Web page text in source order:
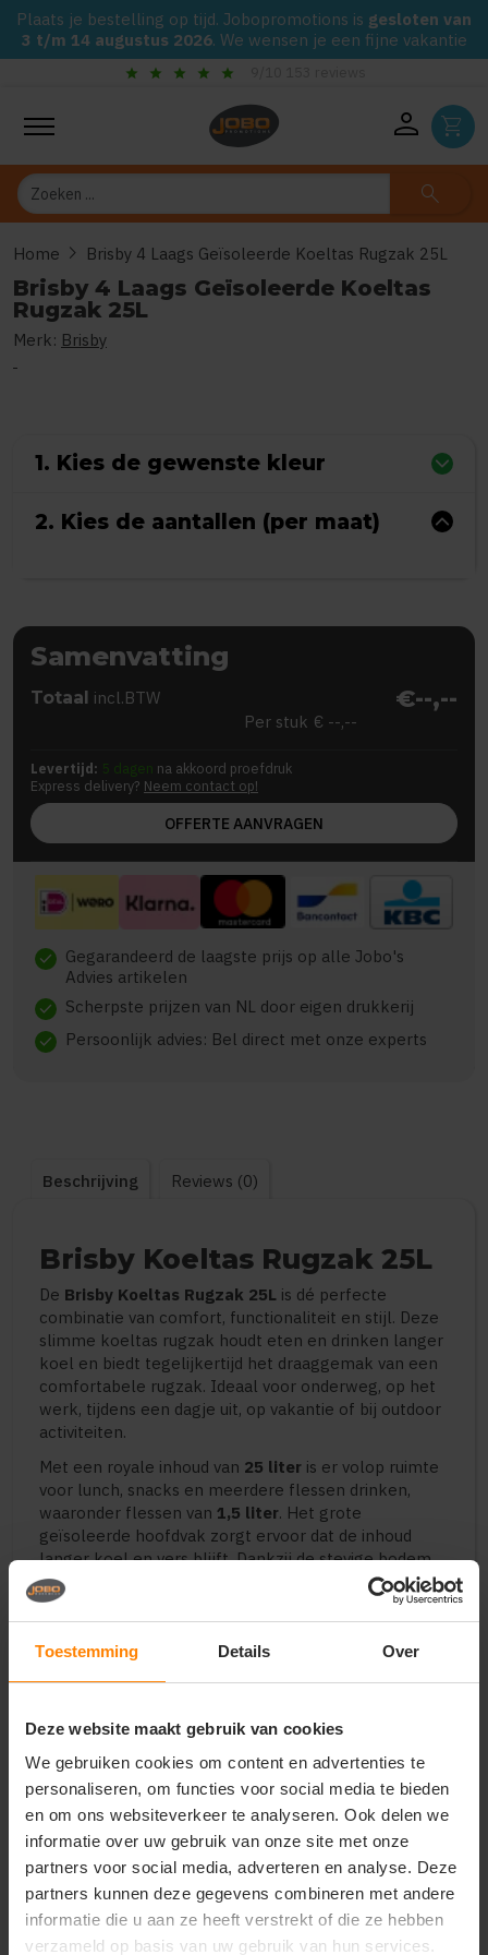
Toestemming Details Over
Deze website maakt gebruik van cookies
We gebruiken cookies om content en advertenties te
personaliseren, om functies voor social media te bieden
en om ons websiteverkeer te analyseren. Ook delen we
informatie over uw gebruik van onze site met onze
partners voor social media, adverteren en analyse. Deze
partners kunnen deze gegevens combineren met andere
informatie die u aan ze heeft verstrekt of die ze hebben
verzameld op basis van uw gebruik van hun services.
Plaats je bestelling op tijd. Jobopromotions is gesloten van
3 t/m 14 augustus 2026. We wensen je een fijne vakantie
9/10 153 reviews
person shopping_cart
Zoeken search
Home chevron_right Brisby 4 Laags Geïsoleerde Koeltas Rugzak 25L
Brisby 4 Laags Geïsoleerde Koeltas
Rugzak 25L
Merk: Brisby
1. Kies de gewenste kleur
2. Kies de aantallen (per maat)
Samenvatting
Totaal incl.BTW €--,--
Per stuk € --,--
Levertijd: 5 dagen na akkoord proefdruk
Express delivery? Neem contact op!
OFFERTE AANVRAGEN
check Gegarandeerd de laagste prijs op alle Jobo's
Advies artikelen
check Scherpste prijzen van NL door eigen drukkerij
check Persoonlijk advies: Bel direct met onze experts
Beschrijving Reviews (0)
Brisby Koeltas Rugzak 25L
De Brisby Koeltas Rugzak 25L is dé perfecte
combinatie van comfort, functionaliteit en stijl. Deze
slimme koeltas rugzak houdt eten en drinken langer
koel en biedt tegelijkertijd het draaggemak van een
comfortabele rugzak. Ideaal voor onderweg, op het
werk, tijdens een dagje uit, op vakantie of bij outdoor
activiteiten.
Met een royale inhoud van 25 liter is er volop ruimte
voor lunch, snacks en meerdere flessen drinken,
waaronder flessen van 1,5 liter. Het grote
geïsoleerde hoofdvak zorgt ervoor dat de inhoud
langer koel en vers blijft. Dankzij de stevige bodem
behoudt de tas altijd zijn vorm, ook wanneer deze
volledig gevuld is.
ingebouwdeflesopenerdie altijd binnen handbereik
zit. Daarnaast beschikt de rugzak over een slim
het veilig opbergen van persoonlijke spullen zoals
een telefoon, portemonnee of pasjes.
De Brisby Koeltas is niet alleen handig voor dagelijks
gebruik, maar ook een uitstekendrelatiegeschenk
of promotioneel product. Een bruikbaar cadeau waar
medewerkers, klanten en relaties écht iets aan
Belangrijkste kenmerken